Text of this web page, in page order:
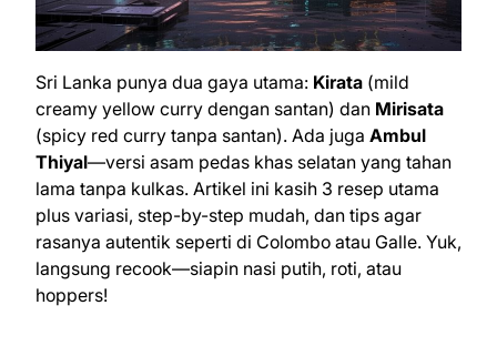
Sri Lanka punya dua gaya utama: Kirata (mild
creamy yellow curry dengan santan) dan Mirisata
(spicy red curry tanpa santan). Ada juga Ambul
Thiyal—versi asam pedas khas selatan yang tahan
lama tanpa kulkas. Artikel ini kasih 3 resep utama
plus variasi, step-by-step mudah, dan tips agar
rasanya autentik seperti di Colombo atau Galle. Yuk,
langsung recook—siapin nasi putih, roti, atau
hoppers!